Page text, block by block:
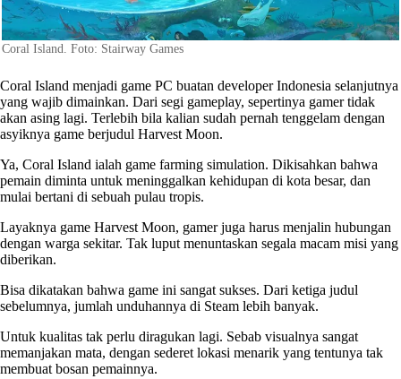
Coral Island. Foto: Stairway Games
Coral Island menjadi game PC buatan developer Indonesia selanjutnya
yang wajib dimainkan. Dari segi gameplay, sepertinya gamer tidak
akan asing lagi. Terlebih bila kalian sudah pernah tenggelam dengan
asyiknya game berjudul Harvest Moon.
Ya, Coral Island ialah game farming simulation. Dikisahkan bahwa
pemain diminta untuk meninggalkan kehidupan di kota besar, dan
mulai bertani di sebuah pulau tropis.
Layaknya game Harvest Moon, gamer juga harus menjalin hubungan
dengan warga sekitar. Tak luput menuntaskan segala macam misi yang
diberikan.
Bisa dikatakan bahwa game ini sangat sukses. Dari ketiga judul
sebelumnya, jumlah unduhannya di Steam lebih banyak.
Untuk kualitas tak perlu diragukan lagi. Sebab visualnya sangat
memanjakan mata, dengan sederet lokasi menarik yang tentunya tak
membuat bosan pemainnya.